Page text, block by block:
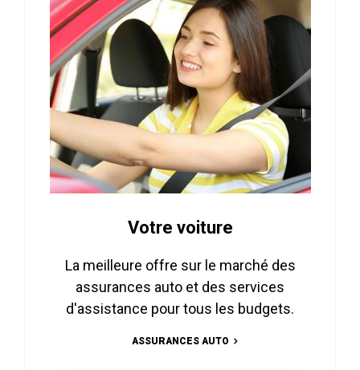
Votre voiture
La meilleure offre sur le marché des
assurances auto et des services
d'assistance pour tous les budgets.
ASSURANCES AUTO